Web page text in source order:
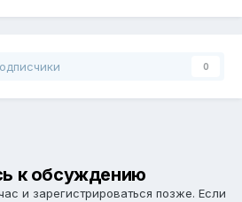
0
к обсуждению
и зарегистрироваться позже. Если